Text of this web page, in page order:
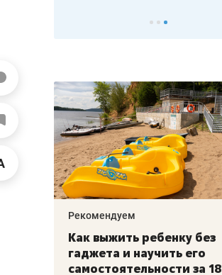
–
Рекомендуем
Как выжить ребенку без
гаджета и научить его
самостоятельности за 18